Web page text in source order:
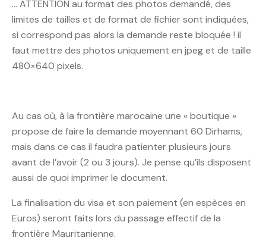
… ATTENTION au format des photos demandé, des
limites de tailles et de format de fichier sont indiquées,
si correspond pas alors la demande reste bloquée ! il
faut mettre des photos uniquement en jpeg et de taille
480×640 pixels.
Au cas où, à la frontière marocaine une « boutique »
propose de faire la demande moyennant 60 Dirhams,
mais dans ce cas il faudra patienter plusieurs jours
avant de l’avoir (2 ou 3 jours). Je pense qu’ils disposent
aussi de quoi imprimer le document.
La finalisation du visa et son paiement (en espèces en
Euros) seront faits lors du passage effectif de la
frontière Mauritanienne.